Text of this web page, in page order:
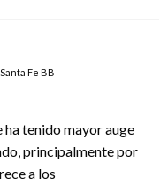
Fe BB
ha tenido mayor auge
principalmente por
a los